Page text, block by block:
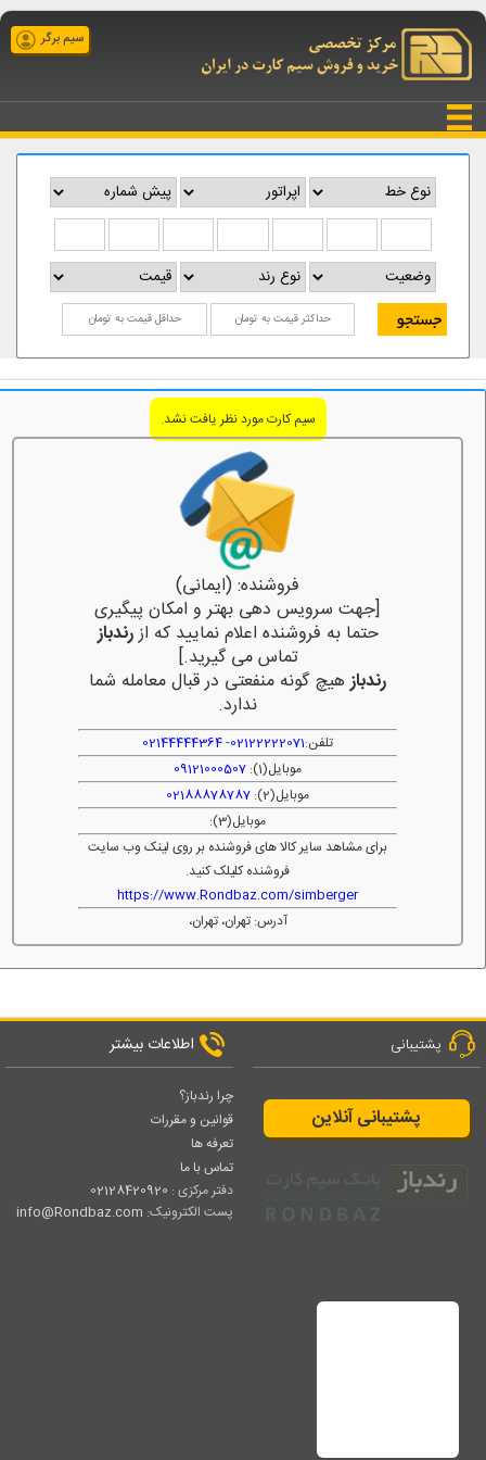
سیم برگر
سیم کارت مورد نظر یافت نشد.
فروشنده: (ایمانی)
[جهت سرویس دهی بهتر و امکان پیگیری
حتما به فروشنده اعلام نمایید که ازرندباز
تماس می گیرید.]
رندبازهیچ گونه منفعتی در قبال معامله شما
ندارد.
تلفن:02122222071
-
02144444364
موبایل(1):
09121000507
موبایل(2):
02188878787
موبایل(3):
برای مشاهد سایر کالا های فروشنده بر روی لینک وب سایت
فروشنده کلیلک کنید.
https://www.Rondbaz.com/simberger
آدرس: تهران، تهران،
پشتیبانی
پشتیبانی آنلاین
اطلاعات بیشتر
چرا رندباز؟
قوانین و مقررات
تعرفه ها
تماس با ما
دفتر مرکزی : 02128420920
پست الکترونیک: info@Rondbaz.com